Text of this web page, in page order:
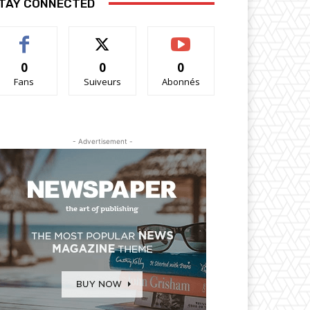
CONNECTED
0
Fans
0
Suiveurs
0
Abonnés
- Advertisement -